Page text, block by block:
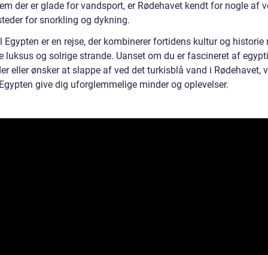
der er glade for vandsport, er Rødehavet kendt for nogle af
for snorkling og dykning.
Egypten er en rejse, der kombinerer fortidens kultur og historie
luksus og solrige strande. Uanset om du er fascineret af
eller ønsker at slappe af ved det turkisblå vand i Rødehavet,
give dig uforglemmelige minder og oplevelser.